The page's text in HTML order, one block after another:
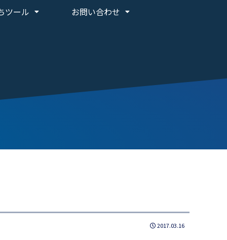
ツール お問い合わせ
2017.03.16